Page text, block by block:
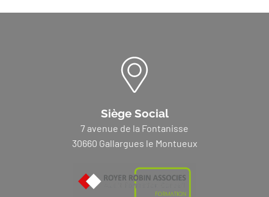
Siège Social
7 avenue de la Fontanisse
30660 Gallargues le Montueux